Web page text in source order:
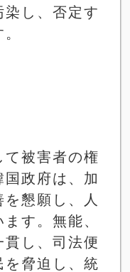
し、否定す
て被害者の権
政府は、加
懇願し、人
す。無能、
し、司法便
を脅迫し、統